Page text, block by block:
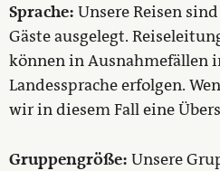
Sprache: Unsere Reisen
Gäste ausgelegt.
können in Ausnahmefällen
Landessprache erfolgen.
wir in diesem Fall eine
Gruppengröße: Unsere